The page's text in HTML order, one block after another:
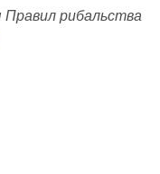
Правил рибальства